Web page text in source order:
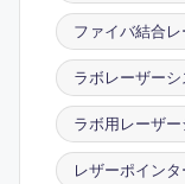
ファイバ結合レ
ラボレーザーシ
ラボ用レーザ
レザーポイン